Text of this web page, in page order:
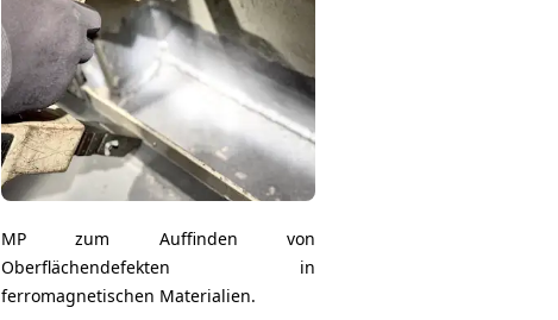
MP zum Auffinden von
Oberflächendefekten in
ferromagnetischen Materialien.